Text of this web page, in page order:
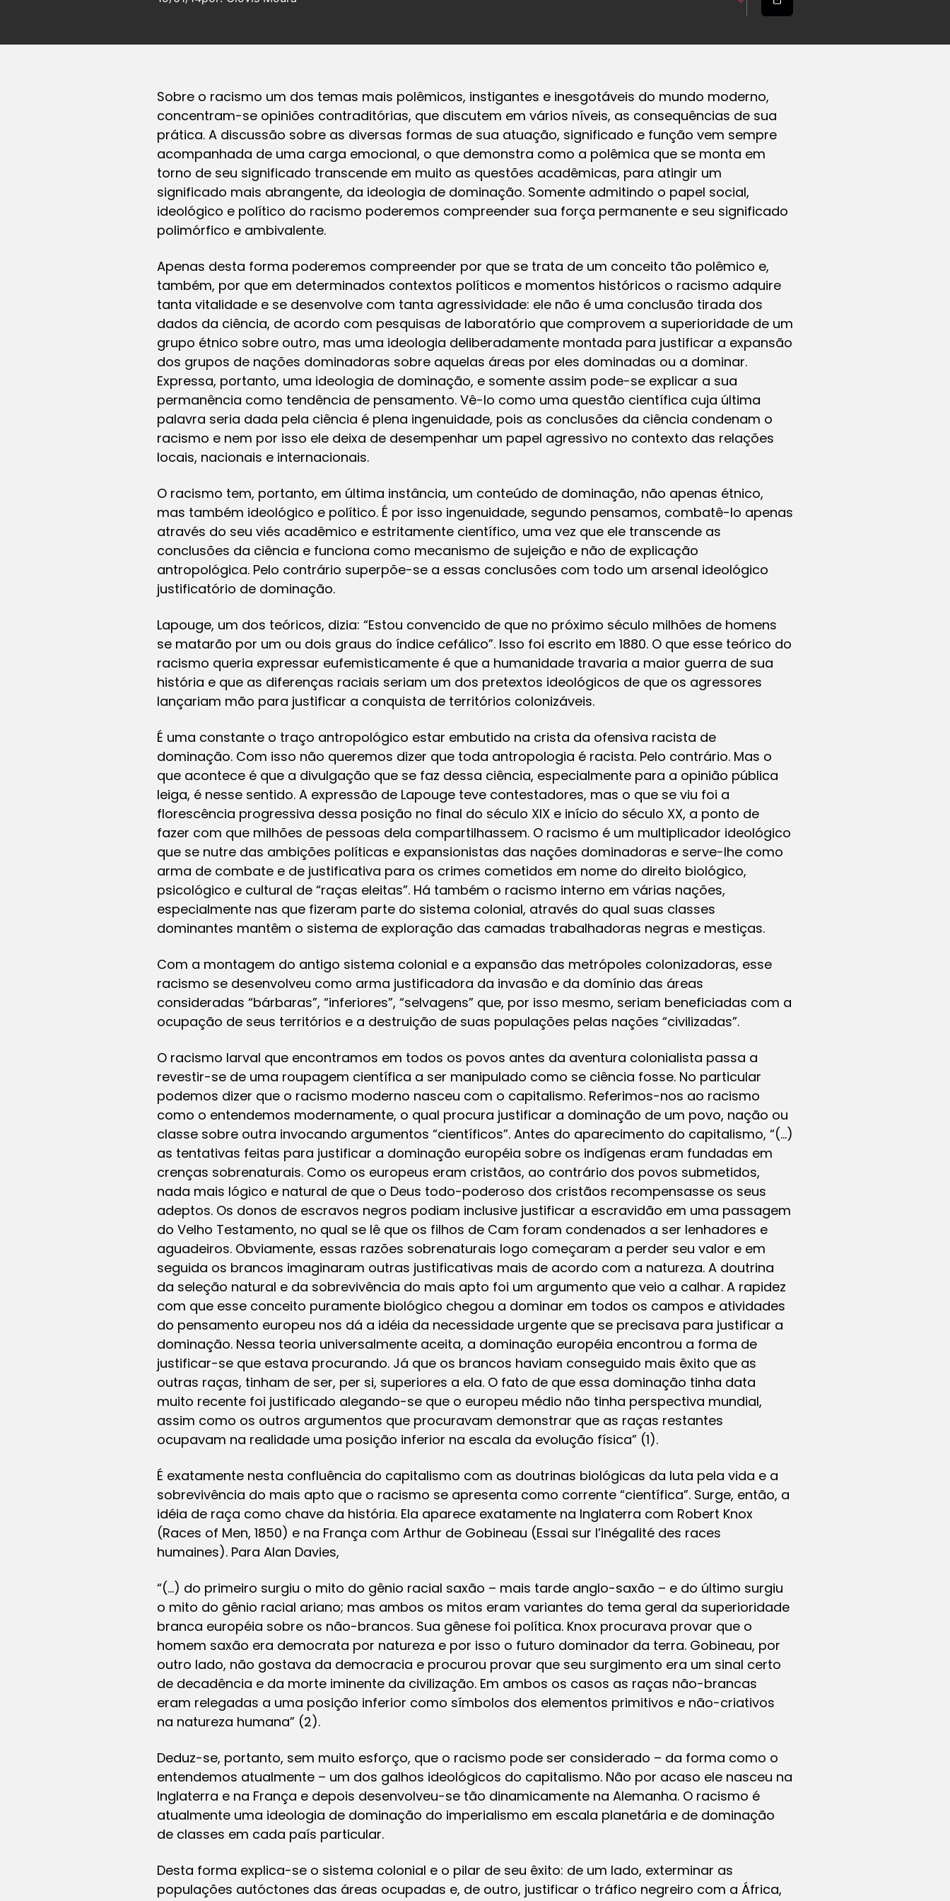
Sobre o racismo um dos temas mais polêmicos, instigantes e inesgotáveis do mundo moderno,
concentram-se opiniões contraditórias, que discutem em vários níveis, as consequências de sua
prática. A discussão sobre as diversas formas de sua atuação, significado e função vem sempre
acompanhada de uma carga emocional, o que demonstra como a polêmica que se monta em
torno de seu significado transcende em muito as questões acadêmicas, para atingir um
significado mais abrangente, da ideologia de dominação. Somente admitindo o papel social,
ideológico e político do racismo poderemos compreender sua força permanente e seu significado
polimórfico e ambivalente.
Apenas desta forma poderemos compreender por que se trata de um conceito tão polêmico e,
também, por que em determinados contextos políticos e momentos históricos o racismo adquire
tanta vitalidade e se desenvolve com tanta agressividade: ele não é uma conclusão tirada dos
dados da ciência, de acordo com pesquisas de laboratório que comprovem a superioridade de um
grupo étnico sobre outro, mas uma ideologia deliberadamente montada para justificar a expansão
dos grupos de nações dominadoras sobre aquelas áreas por eles dominadas ou a dominar.
Expressa, portanto, uma ideologia de dominação, e somente assim pode-se explicar a sua
permanência como tendência de pensamento. Vê-lo como uma questão científica cuja última
palavra seria dada pela ciência é plena ingenuidade, pois as conclusões da ciência condenam o
racismo e nem por isso ele deixa de desempenhar um papel agressivo no contexto das relações
locais, nacionais e internacionais.
O racismo tem, portanto, em última instância, um conteúdo de dominação, não apenas étnico,
mas também ideológico e político. É por isso ingenuidade, segundo pensamos, combatê-lo apenas
através do seu viés acadêmico e estritamente científico, uma vez que ele transcende as
conclusões da ciência e funciona como mecanismo de sujeição e não de explicação
antropológica. Pelo contrário superpõe-se a essas conclusões com todo um arsenal ideológico
justificatório de dominação.
Lapouge, um dos teóricos, dizia: “Estou convencido de que no próximo século milhões de homens
se matarão por um ou dois graus do índice cefálico”. Isso foi escrito em 1880. O que esse teórico do
racismo queria expressar eufemisticamente é que a humanidade travaria a maior guerra de sua
história e que as diferenças raciais seriam um dos pretextos ideológicos de que os agressores
lançariam mão para justificar a conquista de territórios colonizáveis.
É uma constante o traço antropológico estar embutido na crista da ofensiva racista de
dominação. Com isso não queremos dizer que toda antropologia é racista. Pelo contrário. Mas o
que acontece é que a divulgação que se faz dessa ciência, especialmente para a opinião pública
leiga, é nesse sentido. A expressão de Lapouge teve contestadores, mas o que se viu foi a
florescência progressiva dessa posição no final do século XIX e início do século XX, a ponto de
fazer com que milhões de pessoas dela compartilhassem. O racismo é um multiplicador ideológico
que se nutre das ambições políticas e expansionistas das nações dominadoras e serve-lhe como
arma de combate e de justificativa para os crimes cometidos em nome do direito biológico,
psicológico e cultural de “raças eleitas”. Há também o racismo interno em várias nações,
especialmente nas que fizeram parte do sistema colonial, através do qual suas classes
dominantes mantêm o sistema de exploração das camadas trabalhadoras negras e mestiças.
Com a montagem do antigo sistema colonial e a expansão das metrópoles colonizadoras, esse
racismo se desenvolveu como arma justificadora da invasão e da domínio das áreas
consideradas “bárbaras”, “inferiores”, “selvagens” que, por isso mesmo, seriam beneficiadas com a
ocupação de seus territórios e a destruição de suas populações pelas nações “civilizadas”.
O racismo larval que encontramos em todos os povos antes da aventura colonialista passa a
revestir-se de uma roupagem científica a ser manipulado como se ciência fosse. No particular
podemos dizer que o racismo moderno nasceu com o capitalismo. Referimos-nos ao racismo
como o entendemos modernamente, o qual procura justificar a dominação de um povo, nação ou
classe sobre outra invocando argumentos “científicos”. Antes do aparecimento do capitalismo, “(…)
as tentativas feitas para justificar a dominação européia sobre os indígenas eram fundadas em
crenças sobrenaturais. Como os europeus eram cristãos, ao contrário dos povos submetidos,
nada mais lógico e natural de que o Deus todo-poderoso dos cristãos recompensasse os seus
adeptos. Os donos de escravos negros podiam inclusive justificar a escravidão em uma passagem
do Velho Testamento, no qual se lê que os filhos de Cam foram condenados a ser lenhadores e
aguadeiros. Obviamente, essas razões sobrenaturais logo começaram a perder seu valor e em
seguida os brancos imaginaram outras justificativas mais de acordo com a natureza. A doutrina
da seleção natural e da sobrevivência do mais apto foi um argumento que veio a calhar. A rapidez
com que esse conceito puramente biológico chegou a dominar em todos os campos e atividades
do pensamento europeu nos dá a idéia da necessidade urgente que se precisava para justificar a
dominação. Nessa teoria universalmente aceita, a dominação européia encontrou a forma de
justificar-se que estava procurando. Já que os brancos haviam conseguido mais êxito que as
outras raças, tinham de ser, per si, superiores a ela. O fato de que essa dominação tinha data
muito recente foi justificado alegando-se que o europeu médio não tinha perspectiva mundial,
assim como os outros argumentos que procuravam demonstrar que as raças restantes
ocupavam na realidade uma posição inferior na escala da evolução física” (1).
É exatamente nesta confluência do capitalismo com as doutrinas biológicas da luta pela vida e a
sobrevivência do mais apto que o racismo se apresenta como corrente “científica”. Surge, então, a
idéia de raça como chave da história. Ela aparece exatamente na Inglaterra com Robert Knox
(Races of Men, 1850) e na França com Arthur de Gobineau (Essai sur l’inégalité des races
humaines). Para Alan Davies,
“(…) do primeiro surgiu o mito do gênio racial saxão – mais tarde anglo-saxão – e do último surgiu
o mito do gênio racial ariano; mas ambos os mitos eram variantes do tema geral da superioridade
branca européia sobre os não-brancos. Sua gênese foi política. Knox procurava provar que o
homem saxão era democrata por natureza e por isso o futuro dominador da terra. Gobineau, por
outro lado, não gostava da democracia e procurou provar que seu surgimento era um sinal certo
de decadência e da morte iminente da civilização. Em ambos os casos as raças não-brancas
eram relegadas a uma posição inferior como símbolos dos elementos primitivos e não-criativos
na natureza humana” (2).
Deduz-se, portanto, sem muito esforço, que o racismo pode ser considerado – da forma como o
entendemos atualmente – um dos galhos ideológicos do capitalismo. Não por acaso ele nasceu na
Inglaterra e na França e depois desenvolveu-se tão dinamicamente na Alemanha. O racismo é
atualmente uma ideologia de dominação do imperialismo em escala planetária e de dominação
de classes em cada país particular.
Desta forma explica-se o sistema colonial e o pilar de seu êxito: de um lado, exterminar as
populações autóctones das áreas ocupadas e, de outro, justificar o tráfico negreiro com a África,